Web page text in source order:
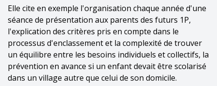
Elle cite en exemple l'organisation chaque année d'une
séance de présentation aux parents des futurs 1P,
l'explication des critères pris en compte dans le
processus d'enclassement et la complexité de trouver
un équilibre entre les besoins individuels et collectifs, la
prévention en avance si un enfant devait être scolarisé
dans un village autre que celui de son domicile.